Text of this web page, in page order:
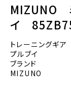
MIZUNO
イ
トレーニングギア
プルブイ
ブランド
MIZUNO